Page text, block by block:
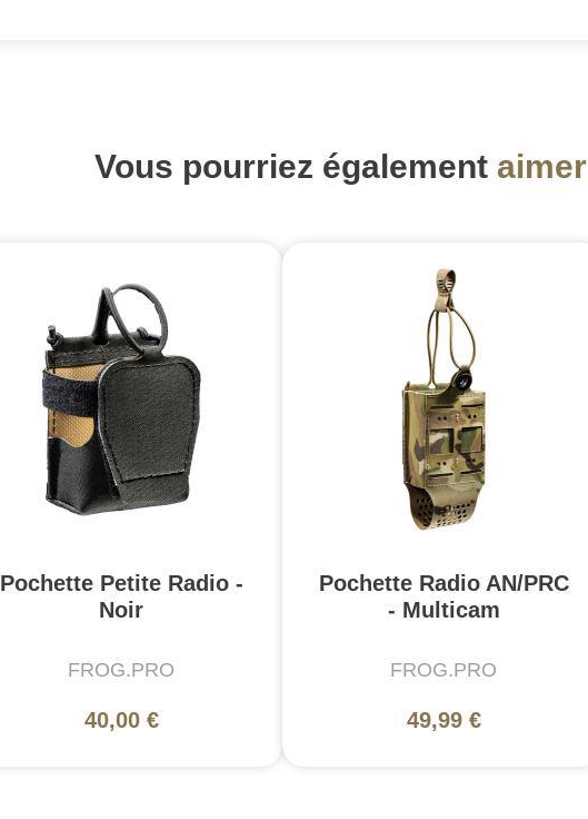
Vous pourriez également aimer
Pochette Petite Radio -
Noir
FROG.PRO
40,00 €
Pochette Radio AN/PRC
- Multicam
FROG.PRO
49,99 €